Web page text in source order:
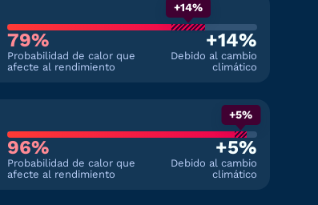
+14%
79%
Probabilidad de calor que
afecte al rendimiento
+14%
Debido al cambio
climático
+5%
96%
Probabilidad de calor que
afecte al rendimiento
+5%
Debido al cambio
climático